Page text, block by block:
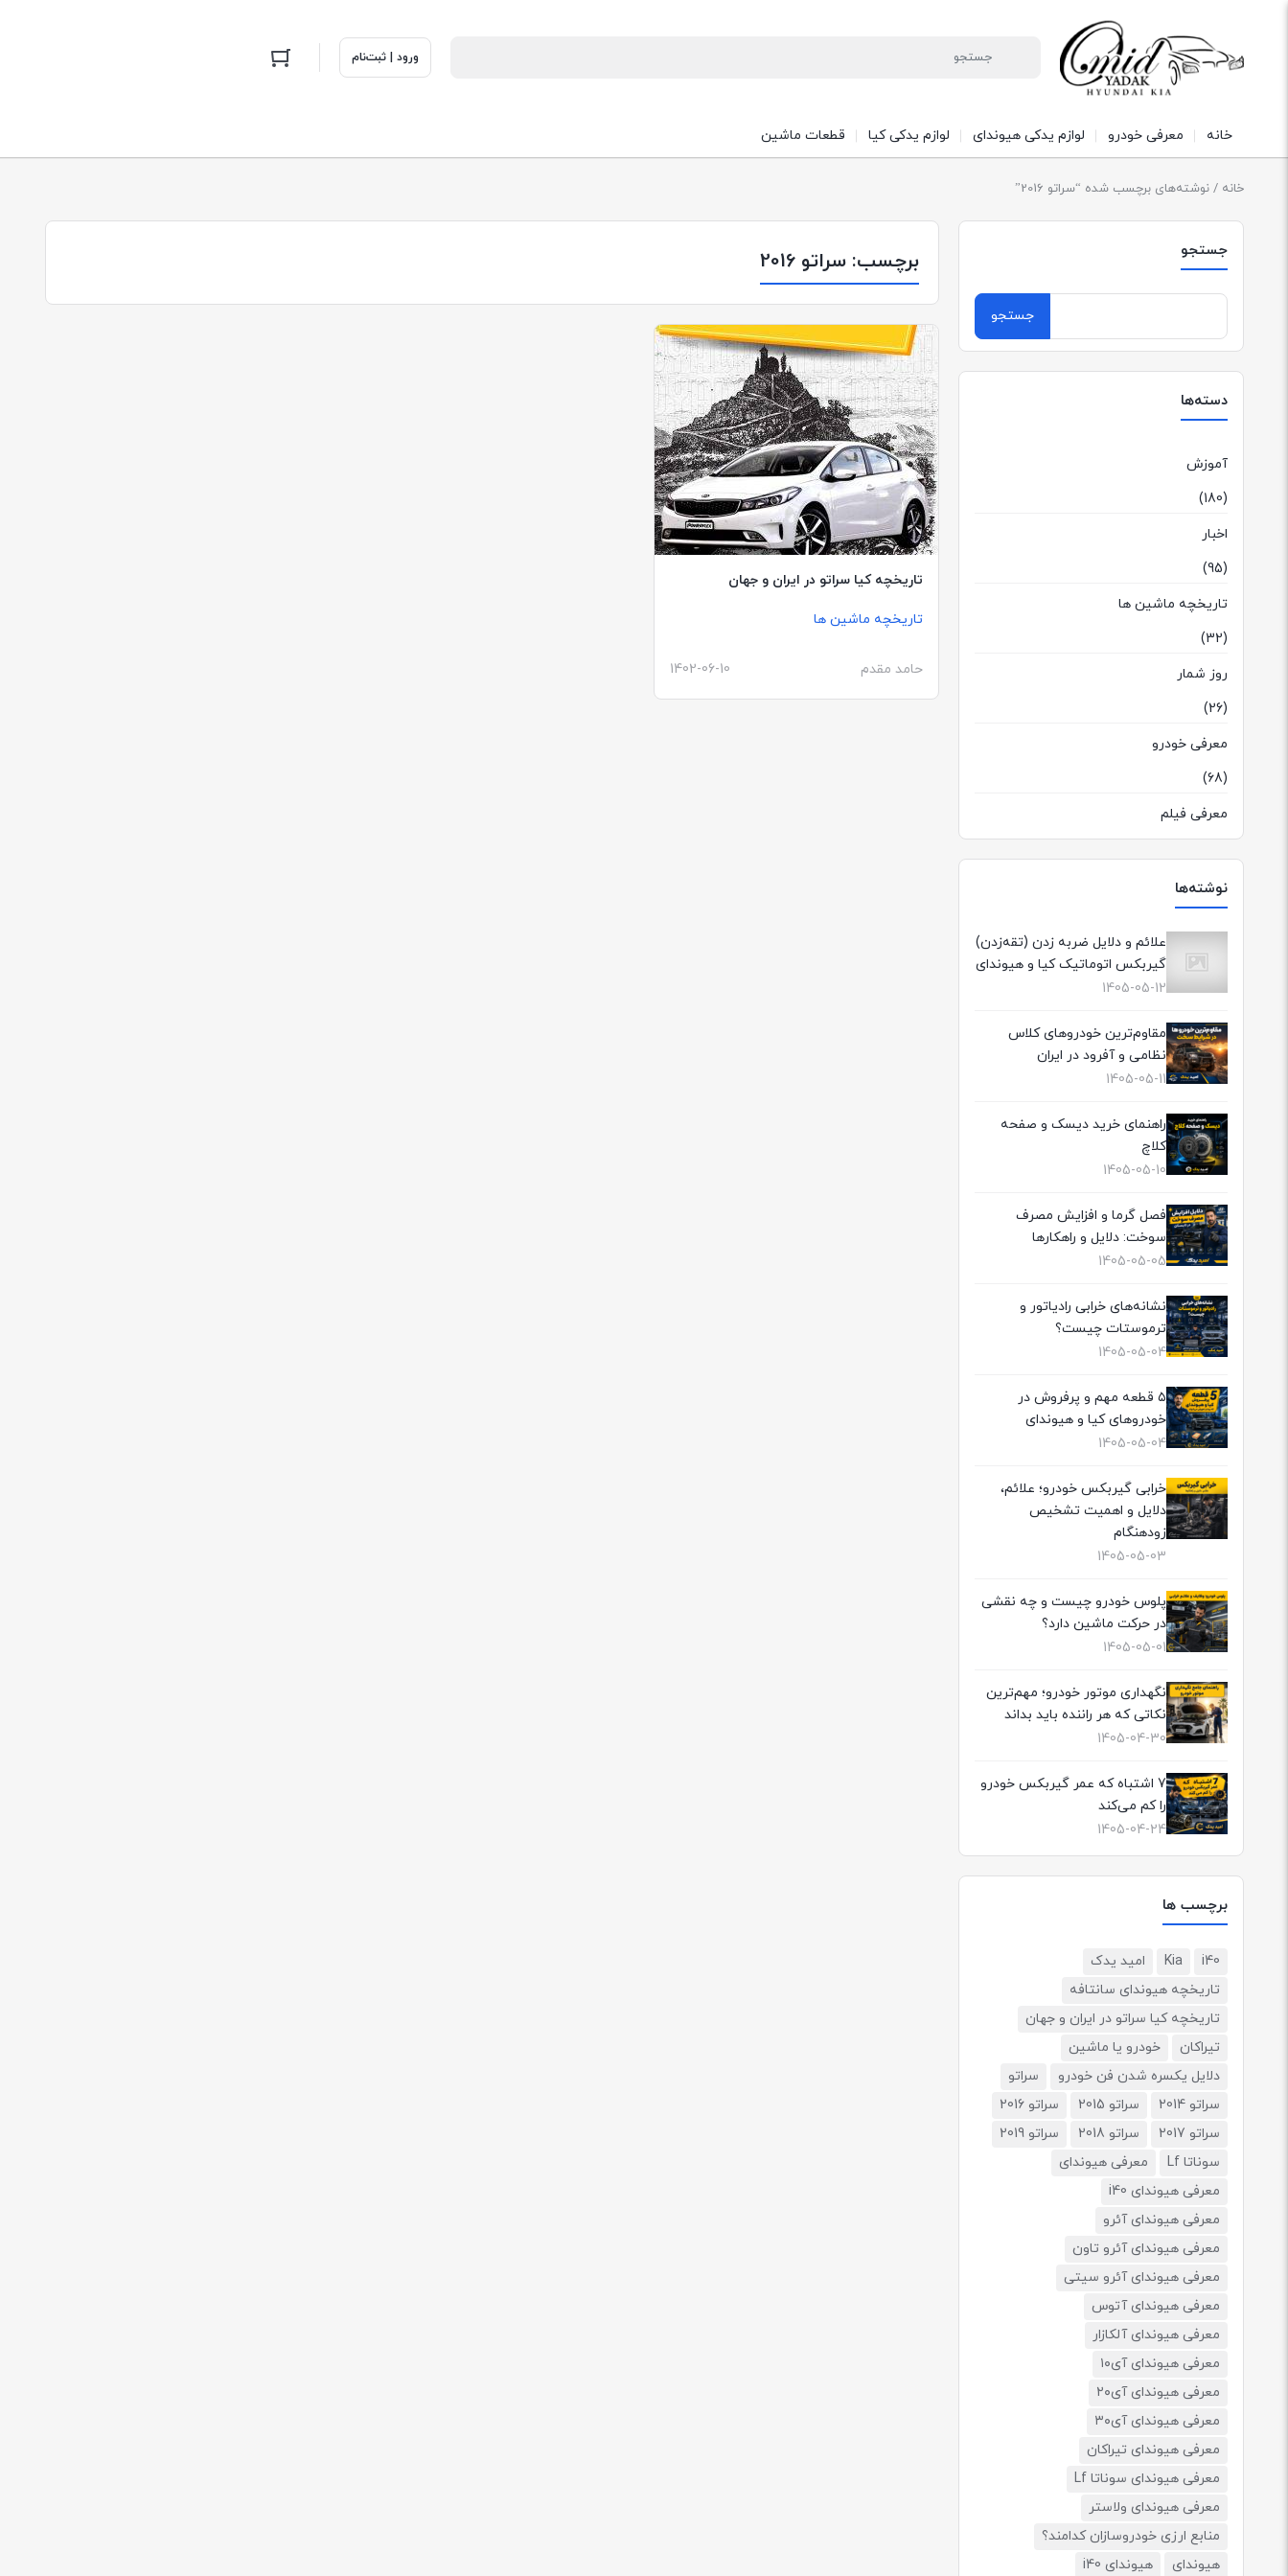
ورود | ثبت‌نام
خانه معرفی خودرو لوازم یدکی هیوندای لوازم یدکی کیا قطعات ماشین
خانه / نوشته‌های برچسب شده “سراتو 2016”
جستجو
برای:
دسته‌ها
آموزش
(180)
اخبار
(95)
تاریخچه ماشین ها
(32)
روز شمار
(26)
معرفی خودرو
(68)
معرفی فیلم
نوشته‌ها
علائم و دلایل ضربه زدن (تقه‌زدن)
گیربکس اتوماتیک کیا و هیوندای
1405-05-12
مقاوم‌ترین خودروهای کلاس
نظامی و آفرود در ایران
1405-05-11
راهنمای خرید دیسک و صفحه
کلاچ
1405-05-10
فصل گرما و افزایش مصرف
سوخت: دلایل و راهکارها
1405-05-05
نشانه‌های خرابی رادیاتور و
ترموستات چیست؟
1405-05-04
۵ قطعه مهم و پرفروش در
خودروهای کیا و هیوندای
1405-05-04
خرابی گیربکس خودرو؛ علائم،
دلایل و اهمیت تشخیص
زودهنگام
1405-05-03
پلوس خودرو چیست و چه نقشی
در حرکت ماشین دارد؟
1405-05-01
نگهداری موتور خودرو؛ مهم‌ترین
نکاتی که هر راننده باید بداند
1405-04-30
7 اشتباه که عمر گیربکس خودرو
را کم می‌کند
1405-04-24
برچسب ها
i40
Kia
امید یدک
تاریخچه هیوندای سانتافه
تاریخچه کیا سراتو در ایران و جهان
تیراکان
خودرو یا ماشین
دلایل یکسره شدن فن خودرو
سراتو
سراتو 2014
سراتو 2015
سراتو 2016
سراتو 2017
سراتو 2018
سراتو 2019
سوناتا Lf
معرفی هیوندای
معرفی هیوندای i40
معرفی هیوندای آئرو
معرفی هیوندای آئرو تاون
معرفی هیوندای آئرو سیتی
معرفی هیوندای آتوس
معرفی هیوندای آلکازار
معرفی هیوندای آی۱۰
معرفی هیوندای آی۲۰
معرفی هیوندای آی۳۰
معرفی هیوندای تیراکان
معرفی هیوندای سوناتا Lf
معرفی هیوندای ولاستر
منابع ارزی خودروسازان کدامند؟
هیوندای
هیوندای i40
برچسب:سراتو 2016
تاریخچه کیا سراتو در ایران و جهان
تاریخچه ماشین ها
حامد مقدم 1402-06-10